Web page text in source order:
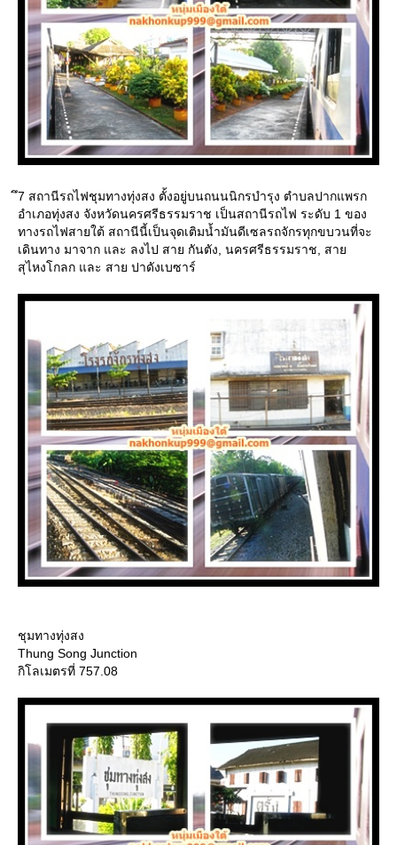
ึ7 สถานีรถไฟชุมทางทุ่งสง ตั้งอยู่บนถนนนิกรบำรุง ตำบลปากแพรก
อำเภอทุ่งสง จังหวัดนครศรีธรรมราช เป็นสถานีรถไฟ ระดับ 1 ของ
ทางรถไฟสายใต้ สถานีนี้เป็นจุดเติมน้ำมันดีเซลรถจักรทุกขบวนที่จะ
เดินทาง มาจาก และ ลงไป สาย กันตัง, นครศรีธรรมราช, สา
สุไหงโกลก และ สาย ปาดังเบซาร์
ชุมทางทุ่งสง
Thung Song Junction
กิโลเมตรที่ 757.08